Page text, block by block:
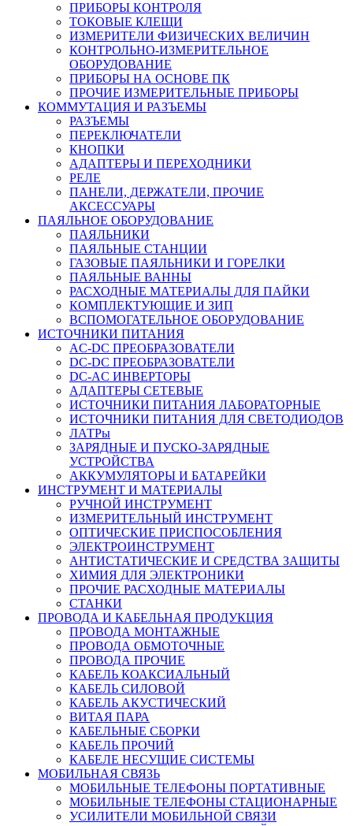
ПРИБОРЫ КОНТРОЛЯ
ТОКОВЫЕ КЛЕЩИ
ИЗМЕРИТЕЛИ ФИЗИЧЕСКИХ ВЕЛИЧИН
КОНТРОЛЬНО-ИЗМЕРИТЕЛЬНОЕ
ОБОРУДОВАНИЕ
ПРИБОРЫ НА ОСНОВЕ ПК
ПРОЧИЕ ИЗМЕРИТЕЛЬНЫЕ ПРИБОРЫ
КОММУТАЦИЯ И РАЗЪЕМЫ
РАЗЪЕМЫ
ПЕРЕКЛЮЧАТЕЛИ
КНОПКИ
АДАПТЕРЫ И ПЕРЕХОДНИКИ
РЕЛЕ
ПАНЕЛИ, ДЕРЖАТЕЛИ, ПРОЧИЕ
АКСЕССУАРЫ
ПАЯЛЬНОЕ ОБОРУДОВАНИЕ
ПАЯЛЬНИКИ
ПАЯЛЬНЫЕ СТАНЦИИ
ГАЗОВЫЕ ПАЯЛЬНИКИ И ГОРЕЛКИ
ПАЯЛЬНЫЕ ВАННЫ
РАСХОДНЫЕ МАТЕРИАЛЫ ДЛЯ ПАЙКИ
КОМПЛЕКТУЮЩИЕ И ЗИП
ВСПОМОГАТЕЛЬНОЕ ОБОРУДОВАНИЕ
ИСТОЧНИКИ ПИТАНИЯ
AC-DC ПРЕОБРАЗОВАТЕЛИ
DC-DC ПРЕОБРАЗОВАТЕЛИ
DC-AC ИНВЕРТОРЫ
АДАПТЕРЫ СЕТЕВЫЕ
ИСТОЧНИКИ ПИТАНИЯ ЛАБОРАТОРНЫЕ
ИСТОЧНИКИ ПИТАНИЯ ДЛЯ СВЕТОДИОДОВ
ЛАТРы
ЗАРЯДНЫЕ И ПУСКО-ЗАРЯДНЫЕ
УСТРОЙСТВА
АККУМУЛЯТОРЫ И БАТАРЕЙКИ
ИНСТРУМЕНТ И МАТЕРИАЛЫ
РУЧНОЙ ИНСТРУМЕНТ
ИЗМЕРИТЕЛЬНЫЙ ИНСТРУМЕНТ
ОПТИЧЕСКИЕ ПРИСПОСОБЛЕНИЯ
ЭЛЕКТРОИНСТРУМЕНТ
АНТИСТАТИЧЕСКИЕ И СРЕДСТВА ЗАЩИТЫ
ХИМИЯ ДЛЯ ЭЛЕКТРОНИКИ
ПРОЧИЕ РАСХОДНЫЕ МАТЕРИАЛЫ
СТАНКИ
ПРОВОДА И КАБЕЛЬНАЯ ПРОДУКЦИЯ
ПРОВОДА МОНТАЖНЫЕ
ПРОВОДА ОБМОТОЧНЫЕ
ПРОВОДА ПРОЧИЕ
КАБЕЛЬ КОАКСИАЛЬНЫЙ
КАБЕЛЬ СИЛОВОЙ
КАБЕЛЬ АКУСТИЧЕСКИЙ
ВИТАЯ ПАРА
КАБЕЛЬНЫЕ СБОРКИ
КАБЕЛЬ ПРОЧИЙ
КАБЕЛЕ НЕСУЩИЕ СИСТЕМЫ
МОБИЛЬНАЯ СВЯЗЬ
МОБИЛЬНЫЕ ТЕЛЕФОНЫ ПОРТАТИВНЫЕ
МОБИЛЬНЫЕ ТЕЛЕФОНЫ СТАЦИОНАРНЫЕ
УСИЛИТЕЛИ МОБИЛЬНОЙ СВЯЗИ